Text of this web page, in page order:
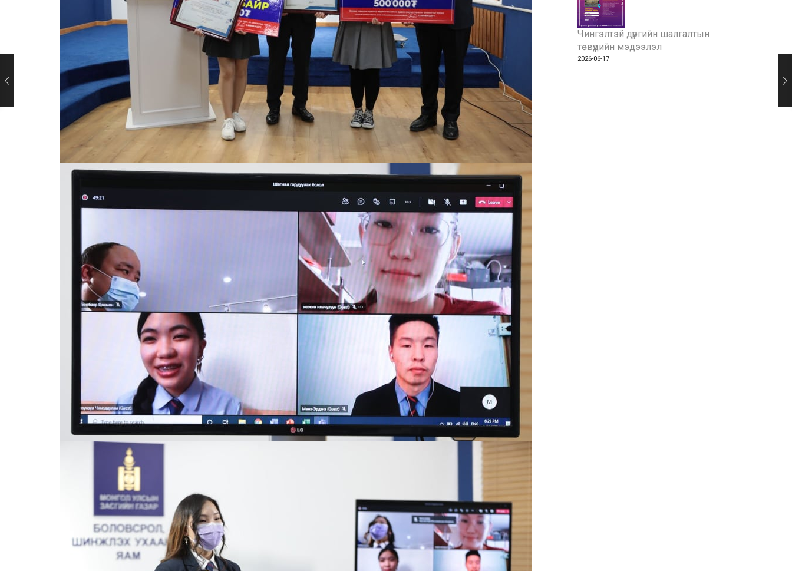
Чингэлтэй дүүргийн шалгалтын
төвүүдийн мэдээлэл
2026-06-17